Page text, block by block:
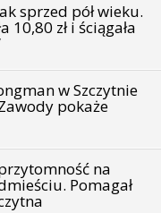
sprzed pół wieku.
10,80 zł i ściągała
w Szczytnie
pokaże
na
Pomagał